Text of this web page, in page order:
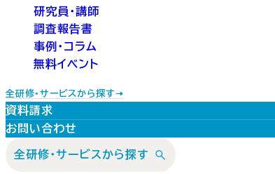
研究員・講師
調査報告書
事例・コラム
無料イベント
全研修・サービスから探す
資料請求
お問い合わせ
全研修・サービスから探す